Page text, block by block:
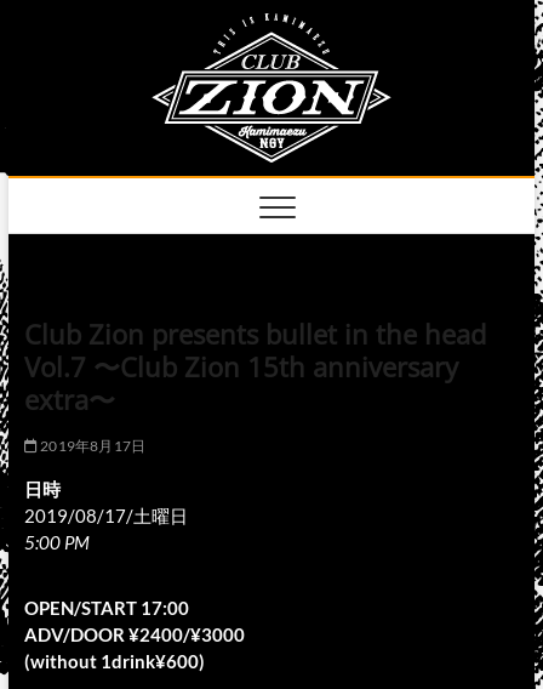
Club Zion presents bullet in the head
Vol.7 〜Club Zion 15th anniversary
extra〜
2019年8月17日
日時
2019/08/17/土曜日
5:00 PM
OPEN/START 17:00
ADV/DOOR ¥2400/¥3000
(without 1drink¥600)